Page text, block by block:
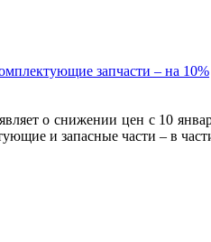
запчасти – на 10%
о снижении цен с 10
и запасные части – в